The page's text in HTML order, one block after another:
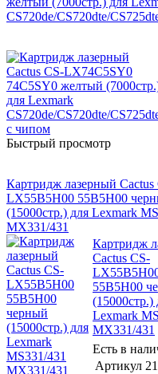
CS720de/CS720dte/
Быстрый просмотр
Картридж лазерный Cactus
LX55B5H00 55B5H00
(15000стр.) для Lexmark
MX331/431
Картридж
Cactus CS-
55B5H00
(15000стр.)
Lexmark
MX331/431
Есть в
Артикул